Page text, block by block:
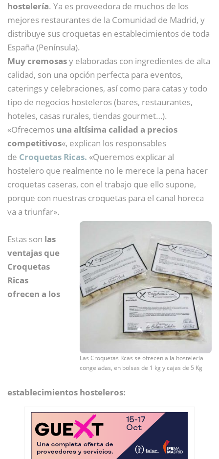
hostelería. Ya es proveedora de muchos de los
mejores restaurantes de la Comunidad de Madrid, y
distribuye sus croquetas en establecimientos de toda
España (Península).
Muy cremosasy elaboradas con ingredientes de alta
calidad, son una opción perfecta para eventos,
caterings y celebraciones, así como para catas y todo
tipo de negocios hosteleros (bares, restaurantes,
hoteles, casas rurales, tiendas gourmet…).
«Ofrecemos una altísima calidad a precios
competitivos«, explican los responsables
de Croquetas Ricas. «Queremos explicar al
hostelero que realmente no le merece la pena hacer
croquetas caseras, con el trabajo que ello supone,
porque con nuestras croquetas para el canal horeca
va a triunfar».
Las Croquetas Rcas se ofrecen a la hostelería
congeladas, en bolsas de 1 kg y cajas de 5 Kg
Estas son las
ventajas que
Croquetas
Ricas
ofrecen a los
establecimientos hosteleros: